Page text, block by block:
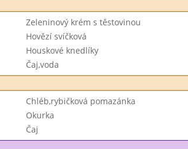
Zeleninový krém s těstovinou
Hovězí svíčková
Houskové knedlíky
Čaj,voda
Chléb,rybičková pomazánka
Okurka
Čaj